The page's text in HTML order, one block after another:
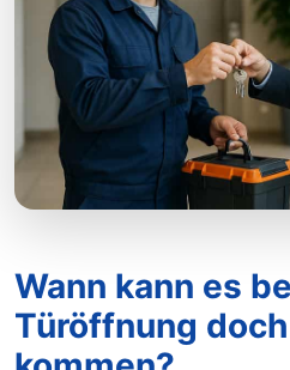
Wann kann es
Türöffnung